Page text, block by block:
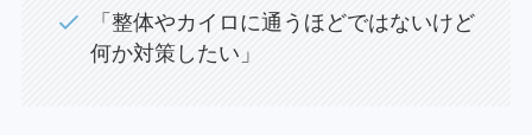
「整体やカイロに通うほどではないけど
何か対策したい」